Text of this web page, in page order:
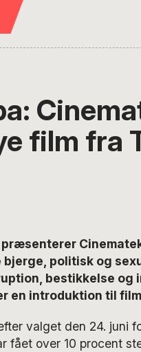
film fra
præsenterer
politisk og
bestikkelse og
en introduktion til
valget den 24. juni
fået over 10 procent